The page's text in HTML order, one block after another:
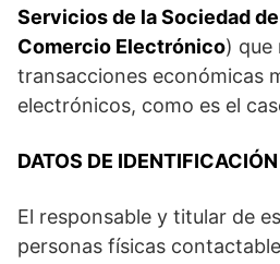
Servicios de la Sociedad
Comercio Electrónico) que
transacciones económicas
electrónicos, como es el
DATOS DE IDENTIFICACIÓN
El responsable y titular de
personas físicas